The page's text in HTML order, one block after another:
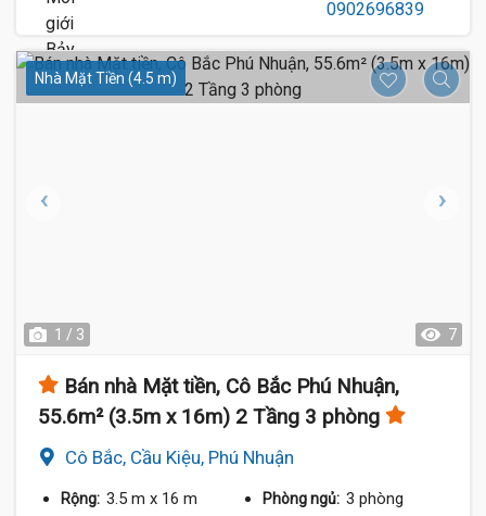
Nhà Mặt Tiền (4.5 m)
1 / 3 7
Bán nhà Mặt tiền, Cô Bắc Phú Nhuận,
55.6m² (3.5m x 16m) 2 Tầng 3 phòng
Cô Bắc, Cầu Kiệu, Phú Nhuận
Rộng: 3.5 m x 16 m Phòng ngủ: 3 phòng